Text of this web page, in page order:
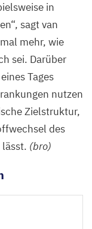
in
sagt van
mehr, wie
sei. Darüber
Tages
nutzen
Zielstruktur,
des
lässt. (bro)